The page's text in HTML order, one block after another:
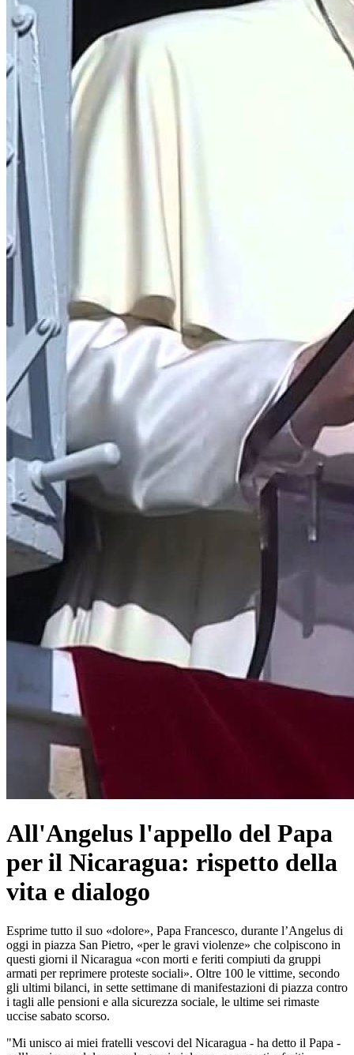
All'Angelus l'appello del Papa
per il Nicaragua: rispetto della
vita e dialogo
Esprime tutto il suo «dolore», Papa Francesco, durante l’Angelus di
oggi in piazza San Pietro, «per le gravi violenze» che colpiscono in
questi giorni il Nicaragua «con morti e feriti compiuti da gruppi
armati per reprimere proteste sociali». Oltre 100 le vittime, secondo
gli ultimi bilanci, in sette settimane di manifestazioni di piazza contro
i tagli alle pensioni e alla sicurezza sociale, le ultime sei rimaste
uccise sabato scorso.
"Mi unisco ai miei fratelli vescovi del Nicaragua - ha detto il Papa -